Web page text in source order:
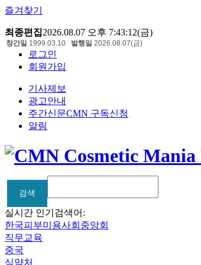
즐겨찾기
최종편집2026.08.07 오후 7:43:12(금)
로그인
회원가입
기사제보
광고안내
주간신문CMN 구독신청
알림
창간일 1999.03.10 발행일 2026.08.07(금)
검색
검색
실시간 인기검색어:
한국피부미용사회중앙회
직무교육
중국
식약처